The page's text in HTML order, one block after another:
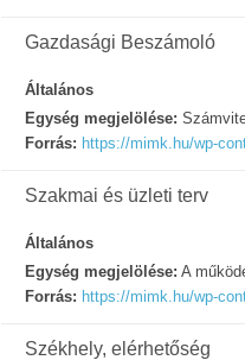
Gazdasági Beszámoló
Általános
Egység megjelölése:
Forrás: https://mimk.hu/wp-
Szakmai és üzleti terv
Általános
Egység megjelölése: A
Forrás: https://mimk.hu/wp-
Székhely, elérhetőség